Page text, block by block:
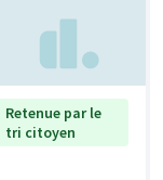
Retenue par le
tri citoyen